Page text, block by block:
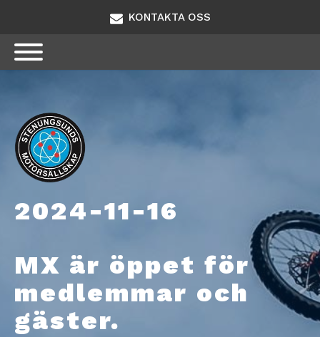
KONTAKTA OSS
2024-11-16
MX är öppet för
medlemmar och
gäster.